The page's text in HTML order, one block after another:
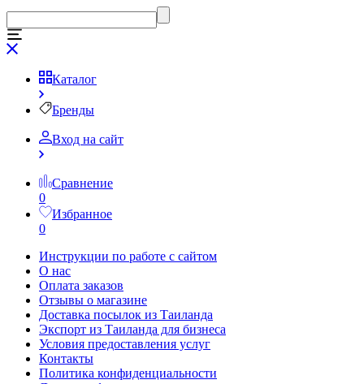
Каталог
Бренды
Вход на сайт
Сравнение
0
Избранное
0
Инструкции по работе с сайтом
О нас
Оплата заказов
Отзывы о магазине
Доставка посылок из Таиланда
Экспорт из Таиланда для бизнеса
Условия предоставления услуг
Контакты
Политика конфиденциальности